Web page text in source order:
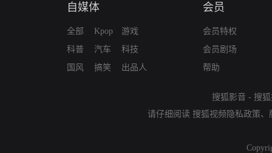
自媒体
全部
科普
国风
Kpop
汽车
搞笑
游戏
科技
出品人
会员
会员特权
会员剧场
帮助
搜狐影音 - 搜
请仔细阅读 搜狐视频隐私政策、